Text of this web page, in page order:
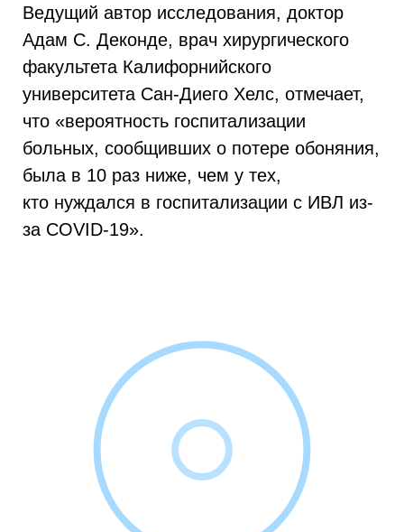
Ведущий автор исследования, доктор
Адам С. Деконде, врач хирургического
факультета Калифорнийского
университета Сан-Диего Хелс, отмечает,
что «вероятность госпитализации
больных, сообщивших о потере обоняния,
была в 10 раз ниже, чем у тех,
кто нуждался в госпитализации с ИВЛ из-
за COVID-19».